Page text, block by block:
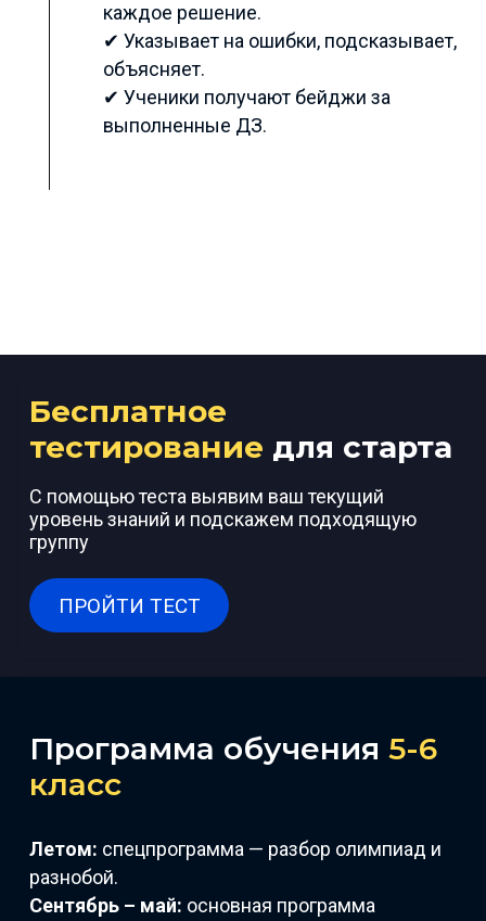
каждое решение.
✔ Указывает на ошибки, подсказывает,
объясняет.
✔ Ученики получают бейджи за
выполненные ДЗ.
Бесплатное
тестирование для старта
С помощью теста выявим ваш текущий
уровень знаний и подскажем подходящую
группу
ПРОЙТИ ТЕСТ
Программа обучения 5-6
класс
Летом: спецпрограмма — разбор олимпиад и
разнобой.
Сентябрь – май: основная программа